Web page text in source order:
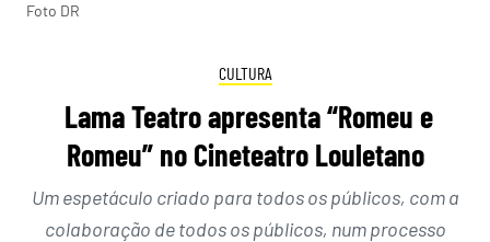
Foto DR
CULTURA
Lama Teatro apresenta “Romeu e
Romeu” no Cineteatro Louletano
Um espetáculo criado para todos os públicos, com a
colaboração de todos os públicos, num processo